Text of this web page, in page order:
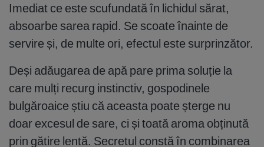
Imediat ce este scufundată în lichidul sărat,
absoarbe sarea rapid. Se scoate înainte de
servire și, de multe ori, efectul este surprinzător.
Deși adăugarea de apă pare prima soluție la
care mulți recurg instinctiv, gospodinele
bulgăroaice știu că aceasta poate șterge nu
doar excesul de sare, ci și toată aroma obținută
prin gătire lentă. Secretul constă în combinarea